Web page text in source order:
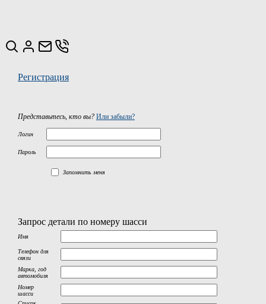
Регистрация
Представьтесь, кто вы? Или забыли?
Логин
Пароль
Запомнить меня
Запрос детали по номеру шасси
Имя
Телефон для
связи
Марка, год
автомобиля
Номер
шасси